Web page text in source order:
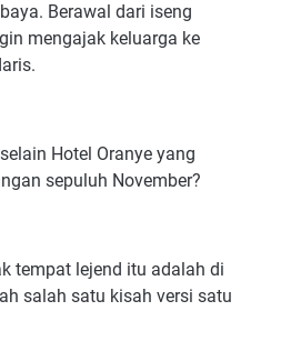
Berawal dari iseng
mengajak keluarga ke
Hotel Oranye yang
sepuluh November?
tempat lejend itu adalah di
salah satu kisah versi satu